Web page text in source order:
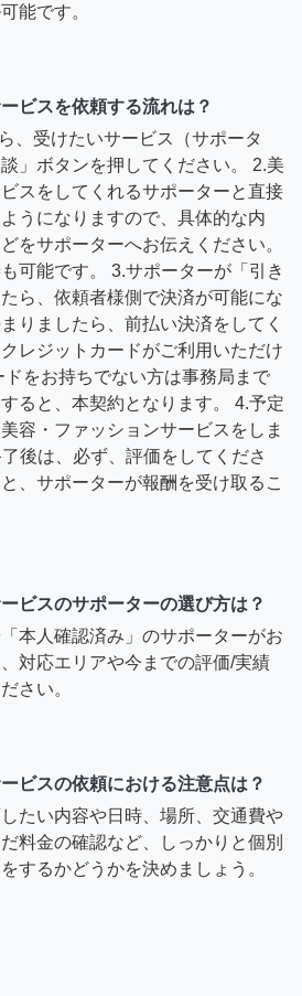
能です。
ビスを依頼する流れは？
、受けたいサービス（サポータ
」ボタンを押してください。 2.美
スをしてくれるサポーターと直接
うになりますので、具体的な内
をサポーターへお伝えください。
可能です。 3.サポーターが「引き
ら、依頼者様側で決済が可能にな
りましたら、前払い決済をしてく
レジットカードがご利用いただけ
ドをお持ちでない方は事務局まで
ると、本契約となります。 4.予定
容・ファッションサービスをしま
後は、必ず、評価をしてくださ
、サポーターが報酬を受け取るこ
ビスのサポーターの選び方は？
本人確認済み」のサポーターがお
対応エリアや今までの評価/実績
さい。
ビスの依頼における注意点は？
たい内容や日時、場所、交通費や
料金の確認など、しっかりと個別
するかどうかを決めましょう。